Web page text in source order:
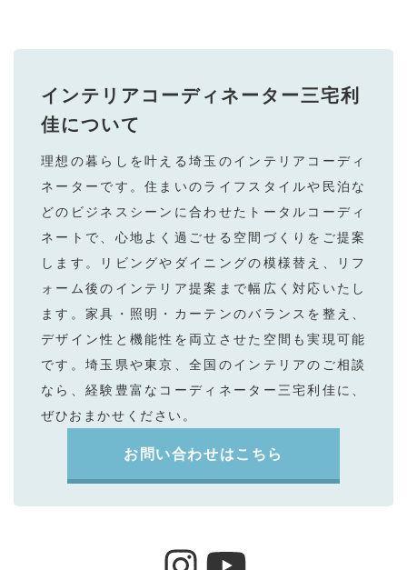
インテリアコーディネーター三宅利
佳について
理想の暮らしを叶える埼⽟のインテリアコーディ
ネーターです。住まいのライフスタイルや⺠泊な
どのビジネスシーンに合わせたトータルコーディ
ネートで、⼼地よく過ごせる空間づくりをご提案
します。リビングやダイニングの模様替え、リフ
ォーム後のインテリア提案まで幅広く対応いたし
ます。家具・照明・カーテンのバランスを整え、
デザイン性と機能性を両⽴させた空間も実現可能
です。埼⽟県や東京、全国のインテリアのご相談
なら、経験豊富なコーディネーター三宅利佳に、
ぜひおまかせください。
お問い合わせはこちら